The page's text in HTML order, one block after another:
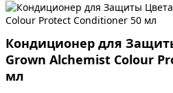
Кондиционер для
Grown Alchemist Colour
мл